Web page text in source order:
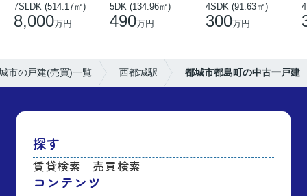
7SLDK (514.17㎡)
8,000万円
5DK (134.96㎡)
490万円
4SDK (91.63㎡)
300万円
市の戸建(売買)一覧 西都城駅 都城市都島町の中古一戸建
探す
賃貸検索 売買検索
コンテンツ